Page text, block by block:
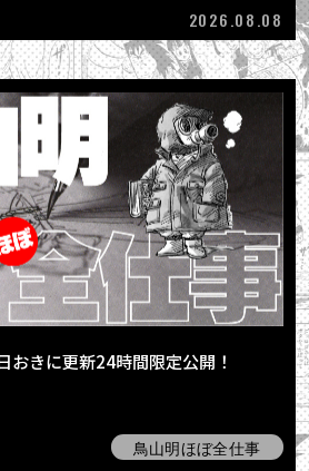
2026.08.08
おきに更新24時間限定公開！
鳥山明ほぼ全仕事